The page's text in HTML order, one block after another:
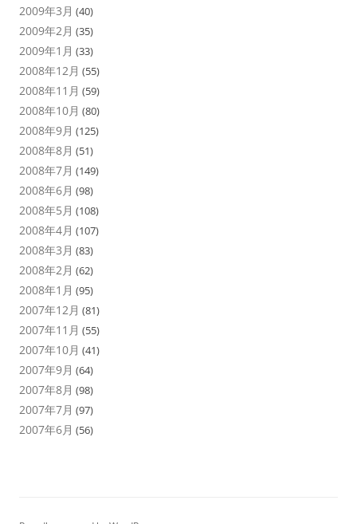
2009年3月 (40)
2009年2月 (35)
2009年1月 (33)
2008年12月 (55)
2008年11月 (59)
2008年10月 (80)
2008年9月 (125)
2008年8月 (51)
2008年7月 (149)
2008年6月 (98)
2008年5月 (108)
2008年4月 (107)
2008年3月 (83)
2008年2月 (62)
2008年1月 (95)
2007年12月 (81)
2007年11月 (55)
2007年10月 (41)
2007年9月 (64)
2007年8月 (98)
2007年7月 (97)
2007年6月 (56)